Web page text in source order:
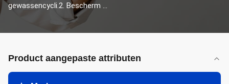
gewassencycli.2. Bescherm ...
Product aangepaste attributen